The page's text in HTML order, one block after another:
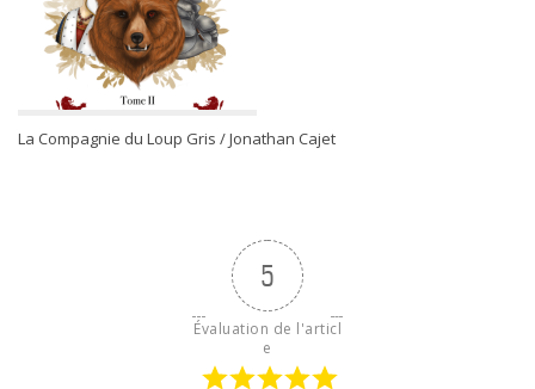
La Compagnie du Loup Gris / Jonathan Cajet
5
Évaluation de l'articl
e